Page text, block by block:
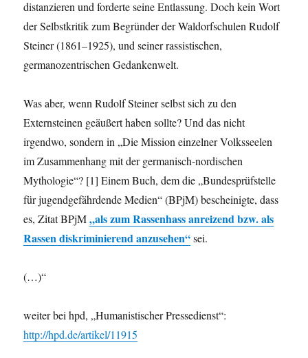
distanzieren und forderte seine Entlassung. Doch kein Wort
der Selbstkritik zum Begründer der Waldorfschulen Rudolf
Steiner (1861–1925), und seiner rassistischen,
germanozentrischen Gedankenwelt.
Was aber, wenn Rudolf Steiner selbst sich zu den
Externsteinen geäußert haben sollte? Und das nicht
irgendwo, sondern in „Die Mission einzelner Volksseelen
im Zusammenhang mit der germanisch-nordischen
Mythologie“? [1] Einem Buch, dem die „Bundesprüfstelle
für jugendgefährdende Medien“ (BPjM) bescheinigte, dass
es, Zitat BPjM„als zum Rassenhass anreizend bzw. als
Rassen diskriminierend anzusehen“sei.
(…)“
weiter bei hpd, „Humanistischer Pressedienst“:
http://hpd.de/artikel/11915